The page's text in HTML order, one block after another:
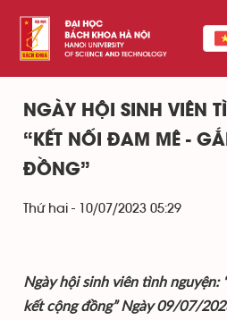
NGÀY HỘI SINH VIÊN
“KẾT NỐI ĐAM MÊ -
ĐỒNG”
Thứ hai - 10/07/2023 05:29
Ngày hội sinh viên tình nguyện:
kết cộng đồng” Ngày 09/07/